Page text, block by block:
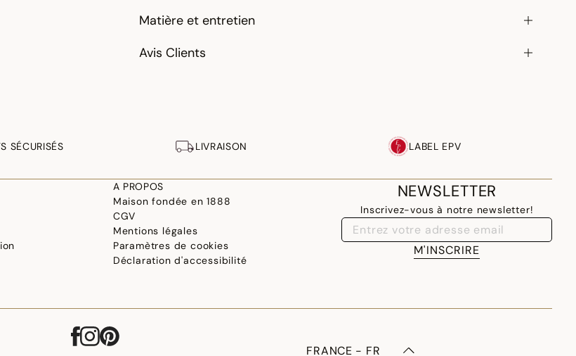
Matière et entretien
Avis Clients
SÉCURISÉS LIVRAISON LABEL EPV
A PROPOS
Maison fondée en 1888
CGV
Mentions légales
Paramètres de cookies
Déclaration d'accessibilité
NEWSLETTER
Inscrivez-vous à notre newsletter!
M'INSCRIRE
FRANCE - FR